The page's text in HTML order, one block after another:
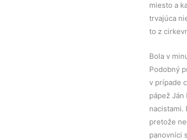
miesto a
trvajúca
to z
Bola v
Podobný
v prípade
pápež
nacistami.
pretože
panovníci